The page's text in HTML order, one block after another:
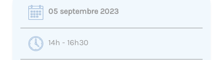
05 septembre 2023
14h - 16h30